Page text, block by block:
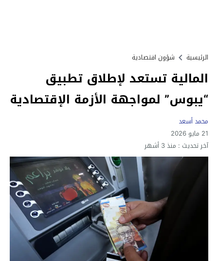
الرئيسية شؤون اقتصادية
المالية تستعد لإطلاق تطبيق
“يبوس” لمواجهة الأزمة الإقتصادية
محمد أسعد
21 مايو 2026
آخر تحديث : منذ 3 أشهر